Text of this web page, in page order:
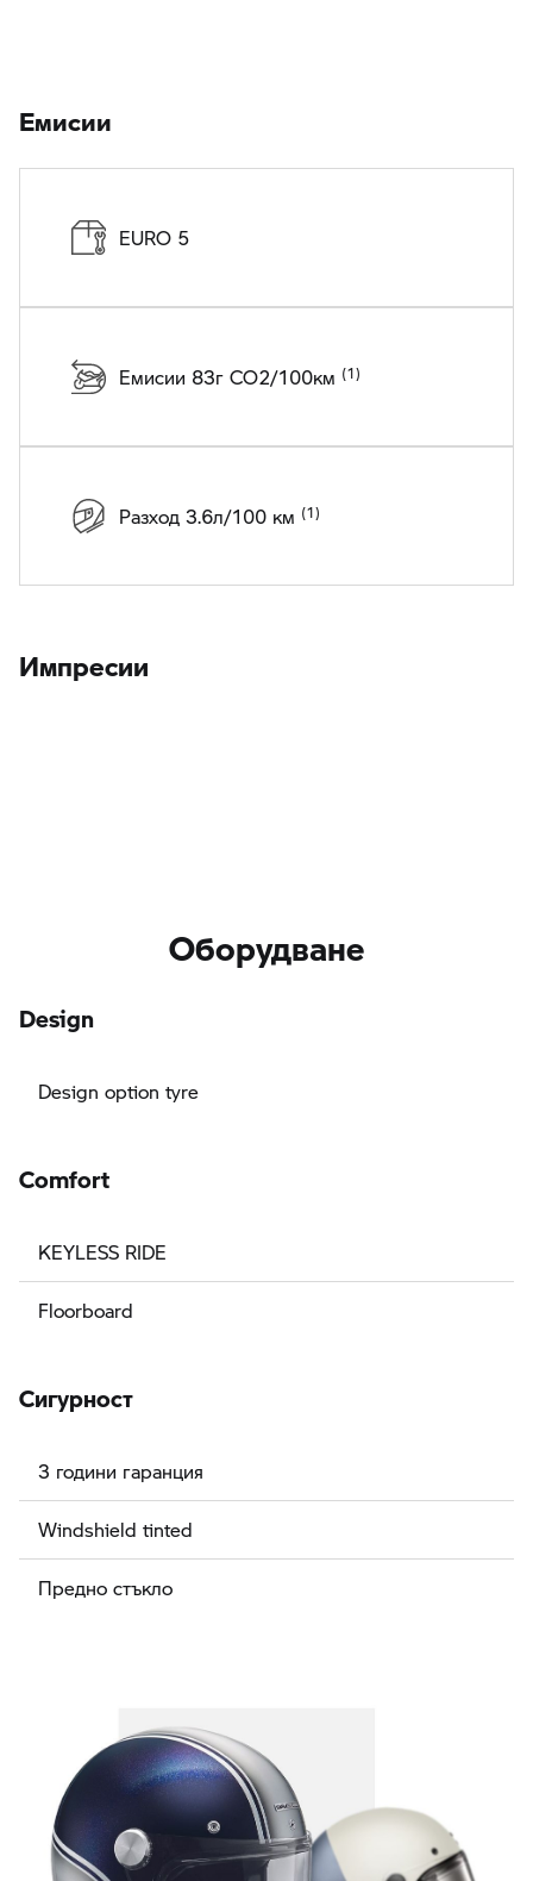
Eмисии
EURO 5
Емисии 83г CO2/100км
Разход 3.6л/100 км
Импресии
Оборудване
Design
Design option tyre
Comfort
KEYLESS RIDE
Floorboard
Сигурност
3 години гаранция
Windshield tinted
Предно стъкло